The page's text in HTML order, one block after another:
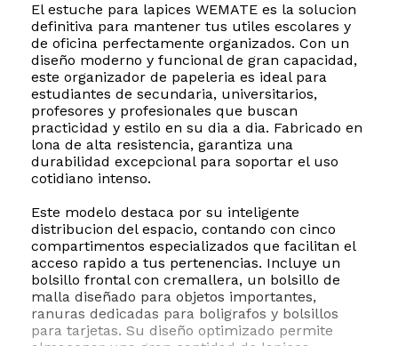
El estuche para lapices WEMATE es la solucion
definitiva para mantener tus utiles escolares y
de oficina perfectamente organizados. Con un
diseño moderno y funcional de gran capacidad,
este organizador de papeleria es ideal para
estudiantes de secundaria, universitarios,
profesores y profesionales que buscan
practicidad y estilo en su dia a dia. Fabricado en
lona de alta resistencia, garantiza una
durabilidad excepcional para soportar el uso
cotidiano intenso.
Este modelo destaca por su inteligente
distribucion del espacio, contando con cinco
compartimentos especializados que facilitan el
acceso rapido a tus pertenencias. Incluye un
bolsillo frontal con cremallera, un bolsillo de
malla diseñado para objetos importantes,
ranuras dedicadas para boligrafos y bolsillos
para tarjetas. Su diseño optimizado permite